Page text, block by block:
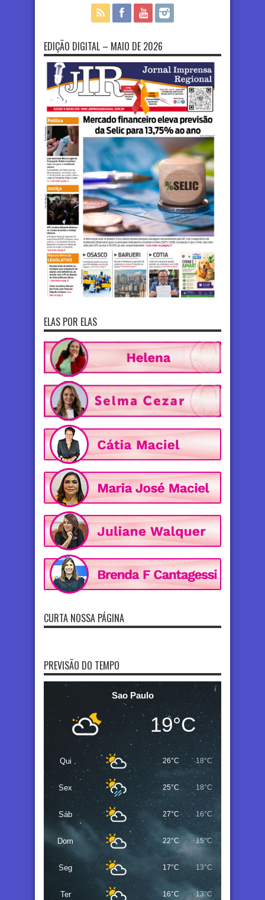
EDIÇÃO DIGITAL – MAIO DE 2026
ELAS POR ELAS
CURTA NOSSA PÁGINA
PREVISÃO DO TEMPO
Sao Paulo
19°C
Qui 26°C 18°C
Sex 25°C 18°C
Sáb 27°C 16°C
Dom 22°C 15°C
Seg 17°C 13°C
Ter 16°C 13°C